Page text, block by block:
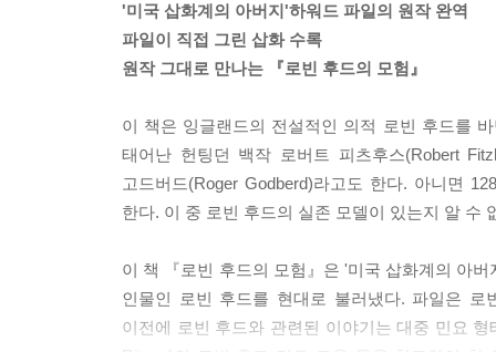
--- p.411
'미국 삽화계의 아버지'하워드 파일의 원작 완역
파일이 직접 그린 삽화 수록
원작 그대로 만나는 『로빈 후드의 모험』
이 책은 잉글랜드의 전설적인 의적 로빈 후드를
태어난 헌팅던 백작 로버트 피츠후스(Robert
고드버드(Roger Godberd)라고도 한다. 아니면
한다. 이 중 로빈 후드의 실존 모델이 있는지 알 수
이 책 『로빈 후드의 모험』은 '미국 삽화계의 아
인물인 로빈 후드를 현대로 불러냈다. 파일은
이전에 로빈 후드와 관련된 이야기는 대중 민요